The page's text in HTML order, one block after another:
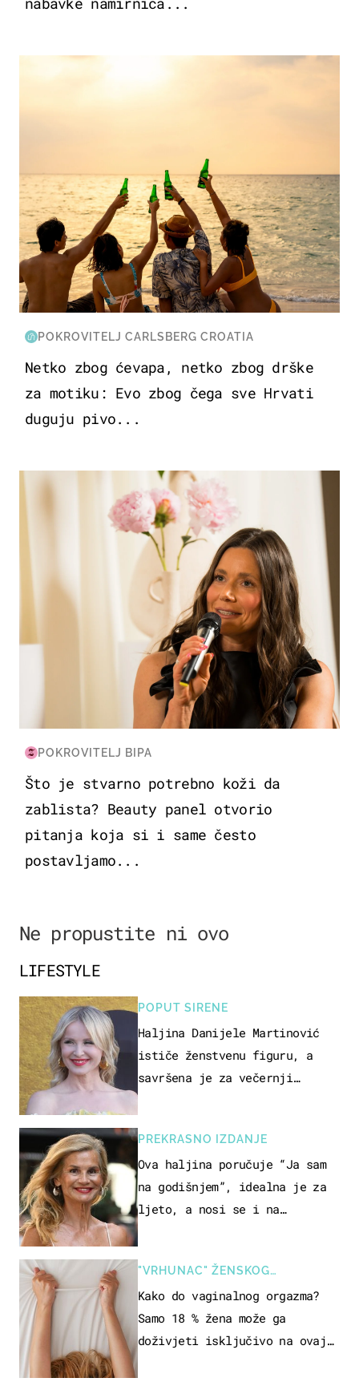
POKROVITELJ CARLSBERG CROATIA
Netko zbog ćevapa, netko zbog drške
za motiku: Evo zbog čega sve Hrvati
duguju pivo...
MODA & LJEPOTA
POKROVITELJ BIPA
Što je stvarno potrebno koži da
zablista? Beauty panel otvorio
pitanja koja si i same često
postavljamo...
Ne propustite ni ovo
LIFESTYLE
POPUT SIRENE
Haljina Danijele Martinović
ističe ženstvenu figuru, a
savršena je za večernji
PREKRASNO IZDANJE
Ova haljina poručuje “Ja sam
na godišnjem”, idealna je za
ljeto, a nosi se i na
"VRHUNAC" ŽENSKOG
SEKSUALNOG ISKUSTVA
Kako do vaginalnog orgazma?
Samo 18 % žena može ga
doživjeti isključivo na ovaj